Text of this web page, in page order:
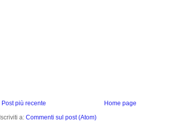
Post più recente
Home page
Iscriviti a: Commenti sul post (Atom)